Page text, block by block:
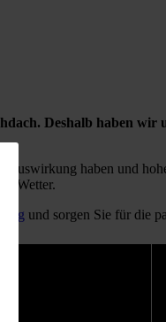
Deshalb haben wir
haben und
Wetter.
und sorgen Sie für die